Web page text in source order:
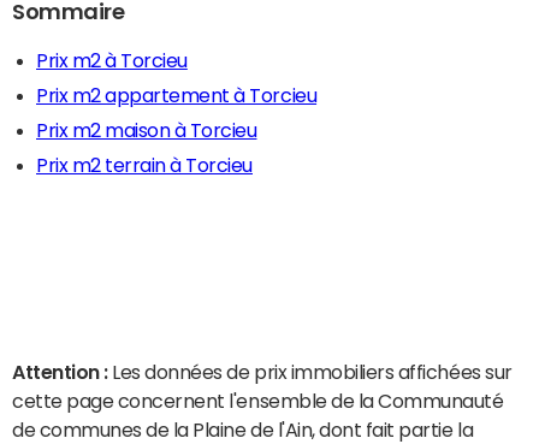
Sommaire
Prix m2 à Torcieu
Prix m2 appartement à Torcieu
Prix m2 maison à Torcieu
Prix m2 terrain à Torcieu
Attention : Les données de prix immobiliers affichées sur
cette page concernent l'ensemble de la Communauté
de communes de la Plaine de l'Ain, dont fait partie la